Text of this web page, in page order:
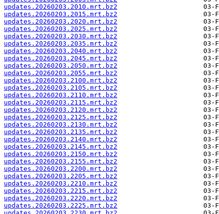
updates.20260203.2010.mrt.bz2
updates.20260203.2015.mrt.bz2
updates.20260203.2020.mrt.bz2
updates.20260203.2025.mrt.bz2
updates.20260203.2030.mrt.bz2
updates.20260203.2035.mrt.bz2
updates.20260203.2040.mrt.bz2
updates.20260203.2045.mrt.bz2
updates.20260203.2050.mrt.bz2
updates.20260203.2055.mrt.bz2
updates.20260203.2100.mrt.bz2
updates.20260203.2105.mrt.bz2
updates.20260203.2110.mrt.bz2
updates.20260203.2115.mrt.bz2
updates.20260203.2120.mrt.bz2
updates.20260203.2125.mrt.bz2
updates.20260203.2130.mrt.bz2
updates.20260203.2135.mrt.bz2
updates.20260203.2140.mrt.bz2
updates.20260203.2145.mrt.bz2
updates.20260203.2150.mrt.bz2
updates.20260203.2155.mrt.bz2
updates.20260203.2200.mrt.bz2
updates.20260203.2205.mrt.bz2
updates.20260203.2210.mrt.bz2
updates.20260203.2215.mrt.bz2
updates.20260203.2220.mrt.bz2
updates.20260203.2225.mrt.bz2